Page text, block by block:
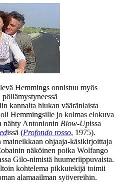
Hemmings onnistuu myös
kannalta hiukan vääränlaista
oli Hemmingsille jo kolmas elokuva
nähty Antonionin Blow‑Upissa
issä (Profondo rosso, 1975).
ohjaaja-käsikirjoittaja
näköinen poika Wolfango
Gilo-nimistä huumeriippuvaista.
kohtelema pikkutekijä toimii
alamaailman syövereihin.